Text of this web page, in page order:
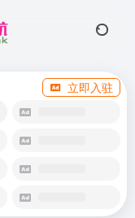
立即入驻